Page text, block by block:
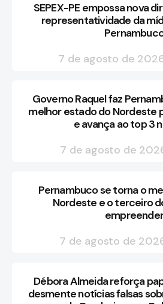
SEPEX-PE empossa nova
representatividade da
7 de agosto de
Governo Raquel faz
melhor estado do Nordeste
e avança ao top 3
7 de agosto de
Pernambuco se torna o
Nordeste e o terceiro
empreender
7 de agosto de
Débora Almeida reforça
desmente notícias falsas